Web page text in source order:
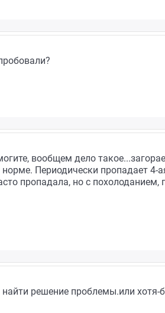
вообщем дело
Периодически пропадает 4-
пропадала, но с
решение проблемы.или хотя-